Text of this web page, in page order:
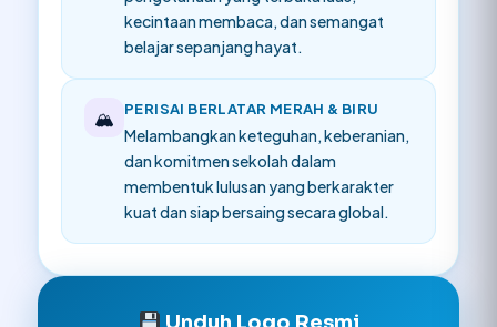
kecintaan membaca, dan semangat
belajar sepanjang hayat.
🏔 PERISAI BERLATAR MERAH & BIRU
Melambangkan keteguhan, keberanian,
dan komitmen sekolah dalam
membentuk lulusan yang berkarakter
kuat dan siap bersaing secara global.